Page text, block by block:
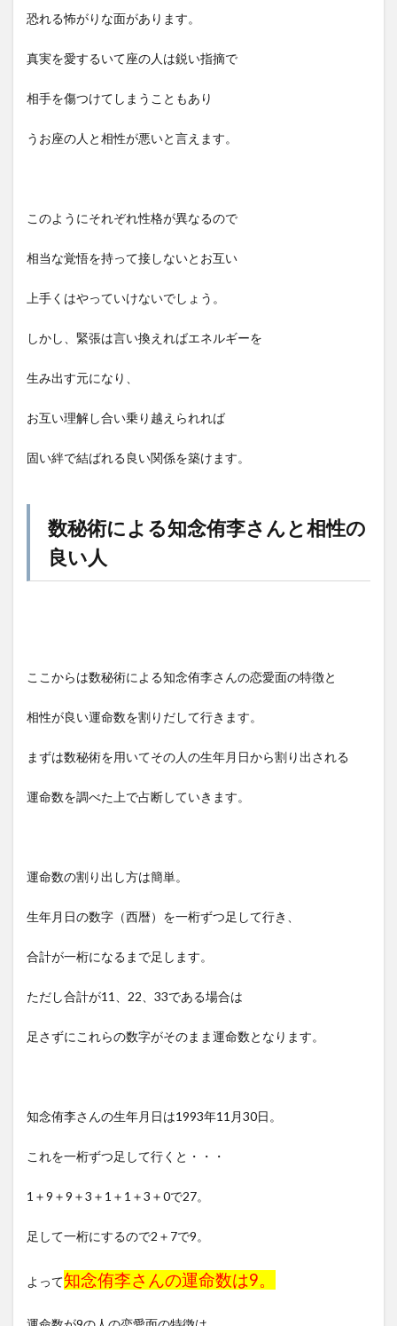
恐れる怖がりな面があります。
真実を愛するいて座の人は鋭い指摘で
相手を傷つけてしまうこともあり
うお座の人と相性が悪いと言えます。
このようにそれぞれ性格が異なるので
相当な覚悟を持って接しないとお互い
上手くはやっていけないでしょう。
しかし、緊張は言い換えればエネルギーを
生み出す元になり、
お互い理解し合い乗り越えられれば
固い絆で結ばれる良い関係を築けます。
数秘術による知念侑李さんと相性の
良い人
ここからは数秘術による知念侑李さんの恋愛面の特徴と
相性が良い運命数を割りだして行きます。
まずは数秘術を用いてその人の生年月日から割り出される
運命数を調べた上で占断していきます。
運命数の割り出し方は簡単。
生年月日の数字（西暦）を一桁ずつ足して行き、
合計が一桁になるまで足します。
ただし合計が11、22、33である場合は
足さずにこれらの数字がそのまま運命数となります。
知念侑李さんの生年月日は1993年11月30日。
これを一桁ずつ足して行くと・・・
1＋9＋9＋3＋1＋1＋3＋0で27。
足して一桁にするので2＋7で9。
よって知念侑李さんの運命数は9。